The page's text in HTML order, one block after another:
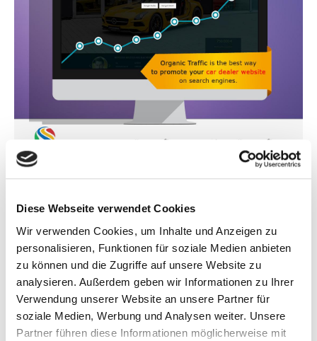
Diese Webseite verwendet Cookies
Wir verwenden Cookies, um Inhalte und Anzeigen zu
personalisieren, Funktionen für soziale Medien anbieten
zu können und die Zugriffe auf unsere Website zu
analysieren. Außerdem geben wir Informationen zu Ihrer
Verwendung unserer Website an unsere Partner für
soziale Medien, Werbung und Analysen weiter. Unsere
Partner führen diese Informationen möglicherweise mit
200 Personen ansteigt?
Organic Traffic ist der beste Weg, um die Webseite
Ihres Autohauses im Suchmaschinenranking ganz nach
oben zu bringen.
Viele kleine Autohändler glauben nicht daran, dass ihre
Webseite wirklich nutzbringend ist und sie damit Geld
verdienen. Jedoch mit guten Resultaten und einer
richtigen Herangehensweise an die Entwicklung ihrer
Webseite können auch kleine Autohändler zusätzlich